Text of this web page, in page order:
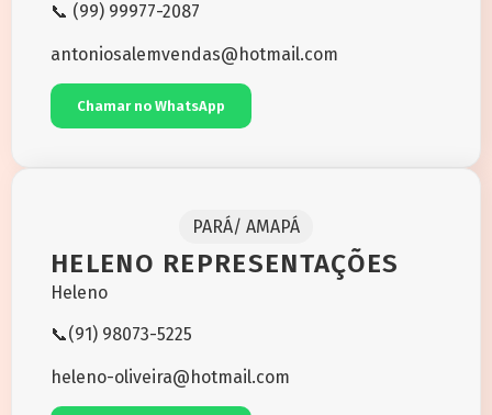
📞 (99) 99977-2087
antoniosalemvendas@hotmail.com
Chamar no WhatsApp
PARÁ/ AMAPÁ
HELENO REPRESENTAÇÕES
Heleno
📞(91) 98073-5225
heleno-oliveira@hotmail.com